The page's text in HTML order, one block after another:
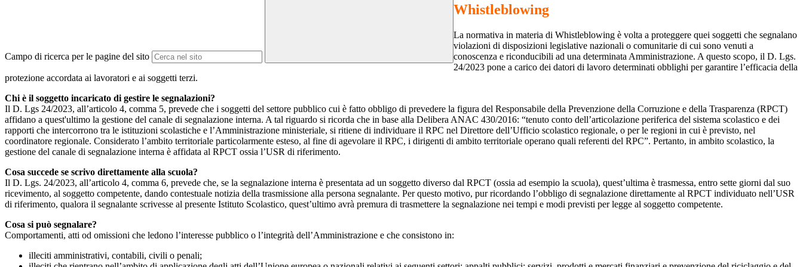
Campo di ricerca per le pagine del sito
Whistleblowing
La normativa in materia di Whistleblowing è volta a proteggere quei soggetti che segnalano
violazioni di disposizioni legislative nazionali o comunitarie di cui sono venuti a
conoscenza e riconducibili ad una determinata Amministrazione. A questo scopo, il D. Lgs.
24/2023 pone a carico dei datori di lavoro determinati obblighi per garantire l’efficacia della
protezione accordata ai lavoratori e ai soggetti terzi.
Chi è il soggetto incaricato di gestire le segnalazioni?
Il D. Lgs 24/2023, all’articolo 4, comma 5, prevede che i soggetti del settore pubblico cui è fatto obbligo di prevedere la figura del Responsabile della Prevenzione della Corruzione e della Trasparenza (RPCT)
affidano a quest'ultimo la gestione del canale di segnalazione interna. A tal riguardo si ricorda che in base alla Delibera ANAC 430/2016: “tenuto conto dell’articolazione periferica del sistema scolastico e dei
rapporti che intercorrono tra le istituzioni scolastiche e l’Amministrazione ministeriale, si ritiene di individuare il RPC nel Direttore dell’Ufficio scolastico regionale, o per le regioni in cui è previsto, nel
coordinatore regionale. Considerato l’ambito territoriale particolarmente esteso, al fine di agevolare il RPC, i dirigenti di ambito territoriale operano quali referenti del RPC”. Pertanto, in ambito scolastico, la
gestione del canale di segnalazione interna è affidata al RPCT ossia l’USR di riferimento.
Cosa succede se scrivo direttamente alla scuola?
Il D. Lgs. 24/2023, all’articolo 4, comma 6, prevede che, se la segnalazione interna è presentata ad un soggetto diverso dal RPCT (ossia ad esempio la scuola), quest’ultima è trasmessa, entro sette giorni dal suo
ricevimento, al soggetto competente, dando contestuale notizia della trasmissione alla persona segnalante. Per questo motivo, pur ricordando l’obbligo di segnalazione direttamente al RPCT individuato nell’USR
di riferimento, qualora il segnalante scrivesse al presente Istituto Scolastico, quest’ultimo avrà premura di trasmettere la segnalazione nei tempi e modi previsti per legge al soggetto competente.
Cosa si può segnalare?
Comportamenti, atti od omissioni che ledono l’interesse pubblico o l’integrità dell’Amministrazione e che consistono in:
illeciti amministrativi, contabili, civili o penali;